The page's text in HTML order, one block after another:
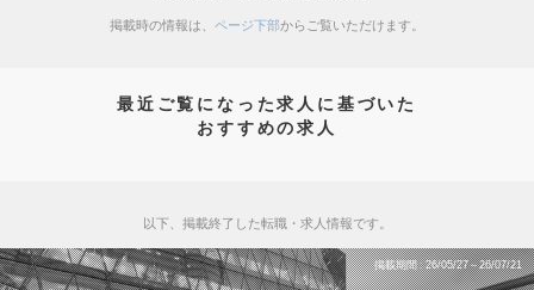
掲載時の情報は、 ページ下部からご覧いただけます。
最近ご覧になった求人に基づいた
おすすめの求人
以下、掲載終了した転職・求人情報です。
掲載期間 26/05/27～26/07/21